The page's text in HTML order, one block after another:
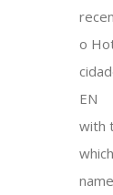
o
EN
with